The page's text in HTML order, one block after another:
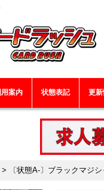
用案内 状態表記 更新
> 〔状態A-〕ブラックマジ